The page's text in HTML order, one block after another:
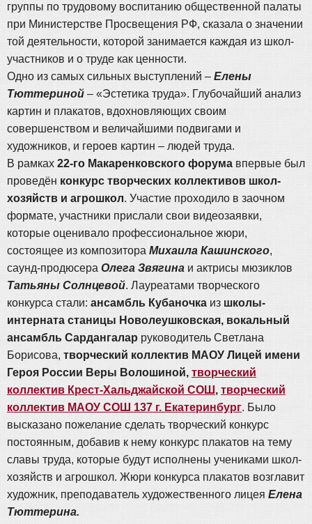
группы по трудовому воспитанию общественной палаты
при Министерстве Просвещения РФ, сказала о значении
той деятельности, которой занимается каждая из школ-
участников и о труде как ценности.
Одно из самых сильных выступлений – Елены
Тюттериной – «Эстетика труда». Глубочайший анализ
картин и плакатов, вдохновляющих своим
совершенством и величайшими подвигами и
художников, и героев картин – людей труда.
В рамках 22-го Макаренковского форума впервые был
проведён конкурс творческих коллективов школ-
хозяйств и агрошкол. Участие проходило в заочном
формате, участники прислали свои видеозаявки,
которые оценивало профессиональное жюри,
состоящее из композитора Михаила Кашинского,
саунд-продюсера Олега Звягина и актрисы мюзиклов
Татьяны Солнцевой. Лауреатами творческого
конкурса стали: ансамбль Кубаночка из школы-
интерната станицы Новолеушковская, вокальный
ансамбль Сардангалар руководитель Светлана
Борисова, творческий коллектив МАОУ Лицей имени
Героя России Веры Волошиной, творческий
коллектив Крест-Хальджайской СОШ , творческий
коллектив МАОУ СОШ 137 г. Екатеринбург. Было
высказано пожелание сделать творческий конкурс
постоянным, добавив к нему конкурс плакатов на тему
славы труда, которые будут исполнены учениками школ-
хозяйств и агрошкол. Жюри конкурса плакатов возглавит
художник, преподаватель художественного лицея Елена
Тюттерина.